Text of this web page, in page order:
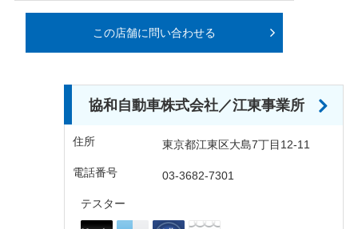
この店舗に問い合わせる
協和自動車株式会社／江東事業所
住所 東京都江東区大島7丁目12-11
電話番号 03-3682-7301
テスター